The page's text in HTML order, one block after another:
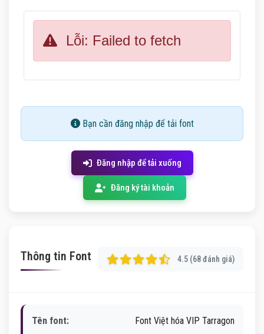
Lỗi: Failed to fetch
Bạn cần đăng nhập để tải font
Đăng nhập để tải xuống
Đăng ký tài khoản
Thông tin Font 4.5 (68 đánh giá)
Tên font:
Font Việt hóa VIP Tarragon